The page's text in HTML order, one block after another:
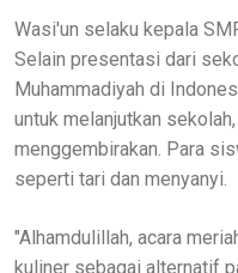
Wasi'un selaku kepala
Selain presentasi dari
Muhammadiyah di
untuk melanjutkan
menggembirakan. Para
seperti tari dan menyanyi.
"Alhamdulillah, acara
kuliner sebagai alternatif